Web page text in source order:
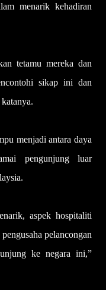
menarik kehadiran
tetamu mereka dan
sikap ini dan
menjadi antara daya
pengunjung luar
aspek hospitaliti
pelancongan
ke negara ini,”